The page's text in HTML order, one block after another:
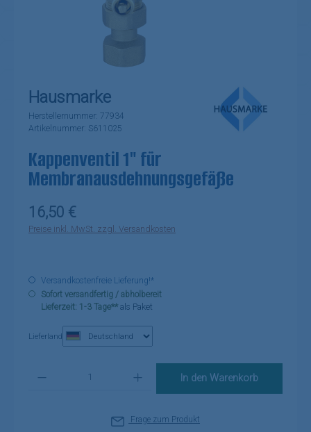
Hausmarke
Herstellernummer: 77934
Artikelnummer: S611025
Kappenventil 1" für
Membranausdehnungsgefäße
Regulärer Preis:
16,50 €
Preise inkl. MwSt. zzgl. Versandkosten
Versandkostenfreie Lieferung!*
Sofort versandfertig / abholbereit
Lieferzeit: 1-3 Tage** als Paket
Lieferland
In den Warenkorb
Frage zum Produkt